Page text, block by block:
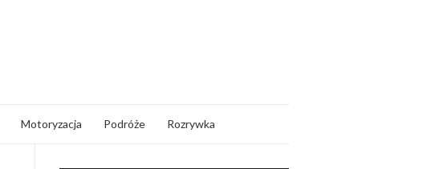
Motoryzacja Podróże Rozrywka